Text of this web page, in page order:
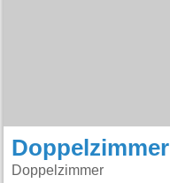
Doppelzimmer
Doppelzimmer